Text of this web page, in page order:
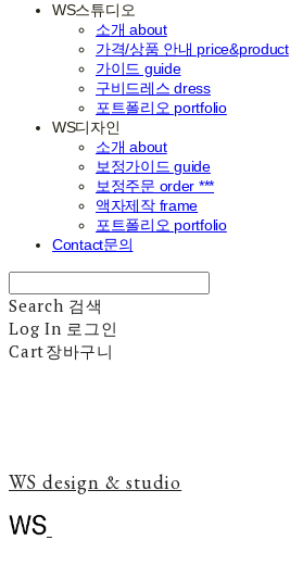
WS스튜디오
소개 about
가격/상품 안내 price&product
가이드 guide
구비드레스 dress
포트폴리오 portfolio
WS디자인
소개 about
보정가이드 guide
보정주문 order ***
액자제작 frame
포트폴리오 portfolio
Contact문의
Search 검색
Log In 로그인
Cart장바구니
WS design & studio